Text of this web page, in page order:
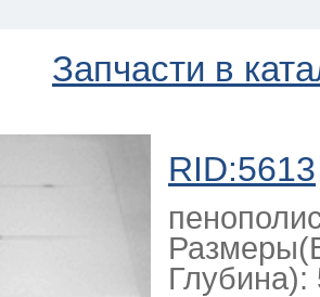
Запчасти в
RID:5613
Глубина):